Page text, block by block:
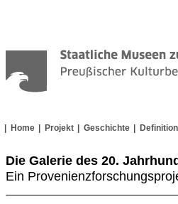
Home Projekt Geschichte
Die Galerie des 20.
Ein